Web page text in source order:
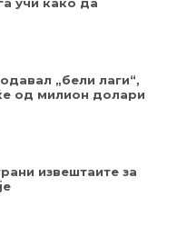
учи како да
„бели лаги“,
од милион долари
извештаите за